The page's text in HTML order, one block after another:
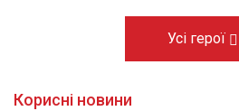
Усі герої
Корисні новини